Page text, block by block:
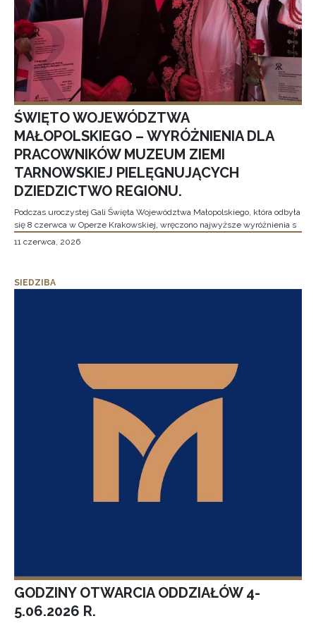
ŚWIĘTO WOJEWÓDZTWA
MAŁOPOLSKIEGO – WYRÓŻNIENIA DLA
PRACOWNIKÓW MUZEUM ZIEMI
TARNOWSKIEJ PIELĘGNUJĄCYCH
DZIEDZICTWO REGIONU.
Podczas uroczystej Gali Święta Województwa Małopolskiego, która odbyła
się 8 czerwca w Operze Krakowskiej, wręczono najwyższe wyróżnienia s
11 czerwca, 2026
SIEDZIBA
GODZINY OTWARCIA ODDZIAŁÓW 4-
5.06.2026 R.